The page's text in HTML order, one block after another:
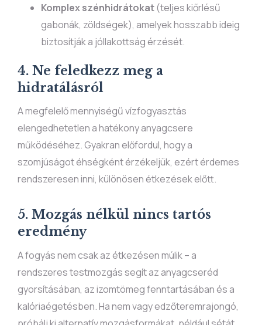
Komplex szénhidrátokat(teljes kiőrlésű
gabonák, zöldségek), amelyek hosszabb ideig
biztosítják a jóllakottság érzését.
4. Ne feledkezz meg a
hidratálásról
A megfelelő mennyiségű vízfogyasztás
elengedhetetlen a hatékony anyagcsere
működéséhez. Gyakran előfordul, hogy a
szomjúságot éhségként érzékeljük, ezért érdemes
rendszeresen inni, különösen étkezések előtt.
5. Mozgás nélkül nincs tartós
eredmény
A fogyás nem csak az étkezésen múlik – a
rendszeres testmozgás segít az anyagcseréd
gyorsításában, az izomtömeg fenntartásában és a
kalóriaégetésben. Ha nem vagy edzőteremrajongó,